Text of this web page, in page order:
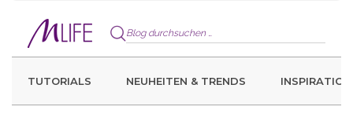
TUTORIALS NEUHEITEN & TRENDS INSPIRATION